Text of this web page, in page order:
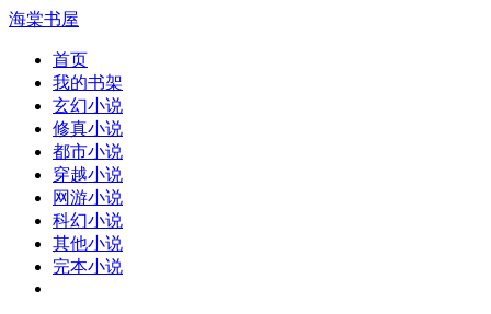
海棠书屋
首页
我的书架
玄幻小说
修真小说
都市小说
穿越小说
网游小说
科幻小说
其他小说
完本小说